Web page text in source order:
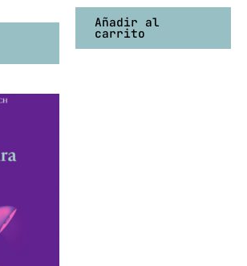
Añadir al
carrito